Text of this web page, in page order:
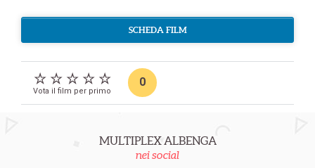
SCHEDA FILM
Vota il film per primo
0
MULTIPLEX ALBENGA
nei social